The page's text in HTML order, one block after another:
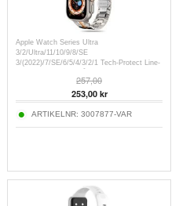
Apple Watch Series Ultra
3/2/Ultra/11/10/9/8/SE
3/(2022)/7/SE/6/5/4/3/2/1 Tech-Protect Line-
49mm/46mm/45mm/44mm/42mm
257,00
253,00kr
ARTIKELNR: 3007877-VAR